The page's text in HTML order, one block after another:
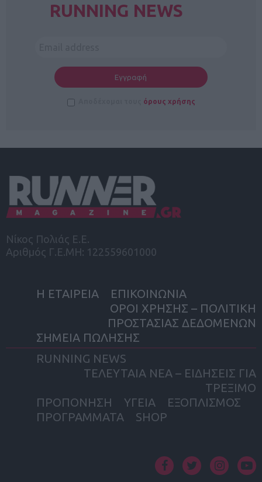
RUNNING NEWS
όρους χρήσης
Νίκος Πολιάς Ε.Ε.
Αριθμός Γ.Ε.ΜΗ: 122559601000
Η ΕΤΑΙΡΕΙΑ
ΕΠΙΚΟΙΝΩΝΙΑ
ΟΡΟΙ ΧΡΗΣΗΣ – ΠΟΛΙΤΙΚΗ
ΠΡΟΣΤΑΣΙΑΣ ΔΕΔΟΜΕΝΩΝ
ΣΗΜΕΙΑ ΠΩΛΗΣΗΣ
RUNNING NEWS
ΤΕΛΕΥΤΑΙΑ ΝΕΑ – ΕΙΔΗΣΕΙΣ ΓΙΑ
ΤΡΕΞΙΜΟ
ΠΡΟΠΟΝΗΣΗ
ΥΓΕΙΑ
ΕΞΟΠΛΙΣΜΟΣ
ΠΡΟΓΡΑΜΜΑΤΑ
SHOP